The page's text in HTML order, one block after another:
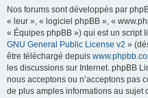
Nos forums sont développés par
« leur », « logiciel phpBB », «
« Équipes phpBB ») qui est un script
GNU General Public License v2 »
être téléchargé depuis
les discussions sur Internet. phpBB
nous acceptons ou n’acceptons pas
de plus amples informations au sujet